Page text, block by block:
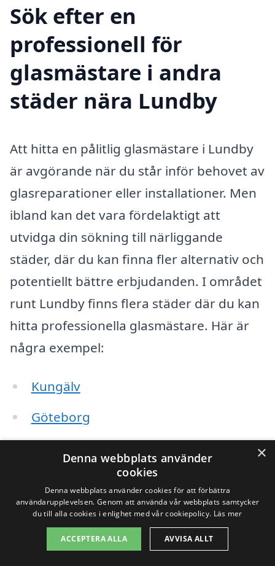
Sök efter en
professionell för
glasmästare i andra
städer nära Lundby
Att hitta en pålitlig glasmästare i Lundby
är avgörande när du står inför behovet av
glasreparationer eller installationer. Men
ibland kan det vara fördelaktigt att
utvidga din sökning till närliggande
städer, där du kan finna fler alternativ och
potentiellt bättre erbjudanden. I området
runt Lundby finns flera städer där du kan
hitta professionella glasmästare. Här är
några exempel:
Kungälv
Göteborg
Mölndal
Trollhättan
×
Denna webbplats använder
cookies
Denna webbplats använder cookies för att förbättra
användarupplevelsen. Genom att använda vår webbplats samtycker
du till alla cookies i enlighet med vår cookiepolicy. Läs mer
ACCEPTERA ALLA AVVISA ALLT